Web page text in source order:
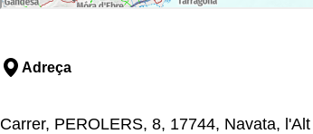
Adreça
Carrer, PEROLERS, 8, 17744, Navata,